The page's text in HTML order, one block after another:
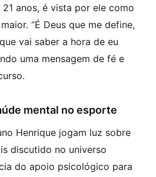
anos, é vista por ele como
“É Deus que me define,
vai saber a hora de eu
uma mensagem de fé e
mental no esporte
Henrique jogam luz sobre
discutido no universo
do apoio psicológico para